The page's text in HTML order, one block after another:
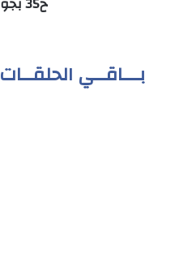
بـــاقــي